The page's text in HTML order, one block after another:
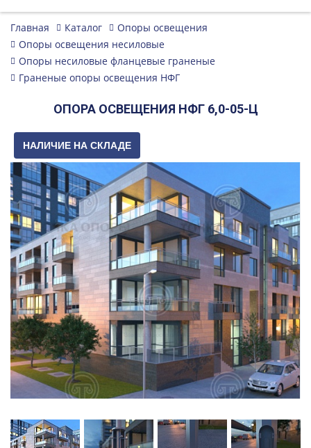
Главная Каталог
Опоры освещения
Опоры освещения несиловые
Опоры несиловые фланцевые граненые
Граненые опоры освещения НФГ
ОПОРА ОСВЕЩЕНИЯ НФГ 6,0-05-Ц
НАЛИЧИЕ НА СКЛАДЕ